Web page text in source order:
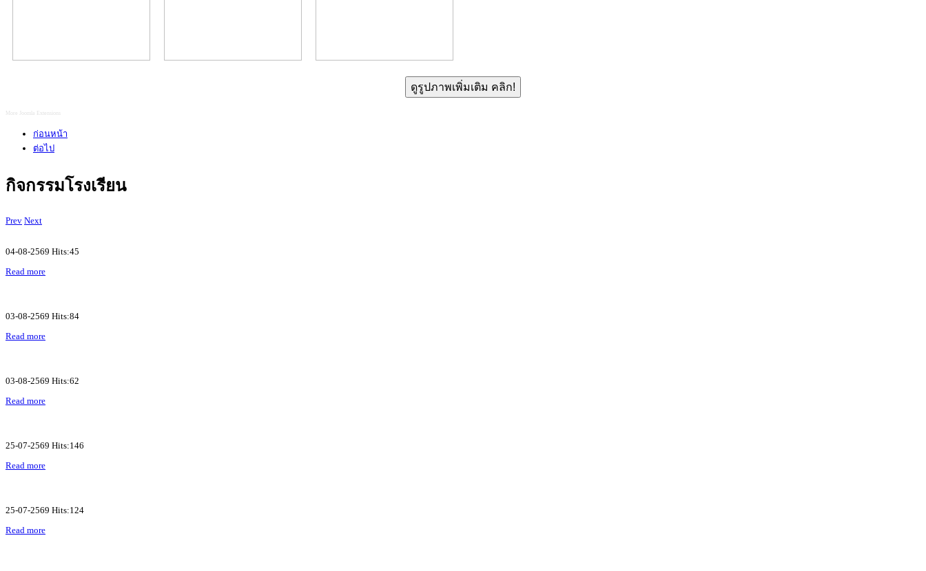
ดูรูปภาพเพิ่มเติม คลิก!
More Joomla Extensions
ก่อนหน้า
ต่อไป
กิจกรรมโรงเรียน
Prev Next
04-08-2569 Hits:45
Read more
03-08-2569 Hits:84
Read more
03-08-2569 Hits:62
Read more
25-07-2569 Hits:146
Read more
25-07-2569 Hits:124
Read more